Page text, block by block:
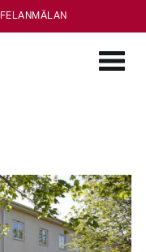
FELANMÄLAN